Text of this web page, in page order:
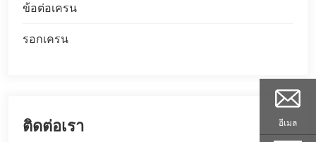
ข้อต่อเครน
รอกเครน
ติดต่อเรา อีเมล